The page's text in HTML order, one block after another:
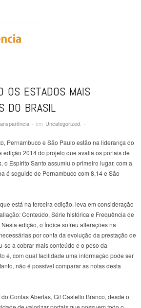
OS ESTADOS MAIS
DO BRASIL
· em Uncategorized. ·
Pernambuco e São Paulo estão na liderança do
edição 2014 do projeto que avalia os portais de
o Espírito Santo assumiu o primeiro lugar, com a
é seguido de Pernambuco com 8,14 e São
está na terceira edição, leva em consideração
Conteúdo, Série histórica e Frequência de
edição, o Índice sofreu alterações na
por conta da evolução da prestação de
se a cobrar mais conteúdo e o peso da
é, com qual facilidade uma informação pode ser
não é possível comparar as notas desta
Contas Abertas, Gil Castello Branco, desde o